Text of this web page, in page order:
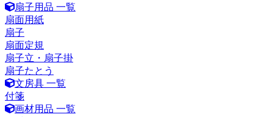
扇子用品 一覧
扇面用紙
扇子
扇面定規
扇子立・扇子掛
扇子たとう
文房具 一覧
付箋
画材用品 一覧